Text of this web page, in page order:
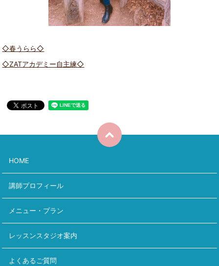
◇春うらら◇
◇ZATアカデミー自主練◇
HOME
講師プロフィール
メニュー・プラン
レッスンスタジオ案内
よくあるご質問